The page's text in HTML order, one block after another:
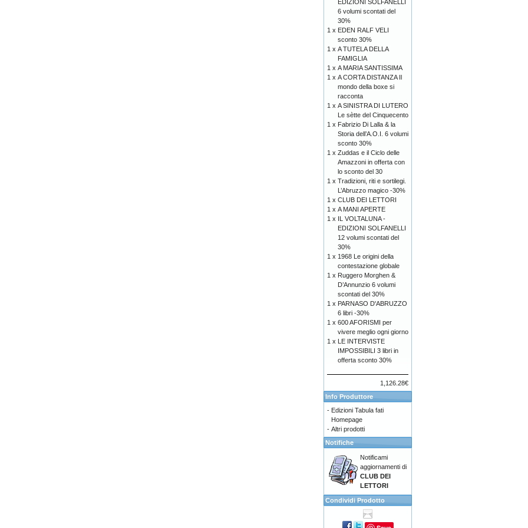
EDIZIONI SOLFANELLI
6 volumi scontati del
30%
1 x EDEN RALF VELI
sconto 30%
1 x A TUTELA DELLA
FAMIGLIA
1 x A MARIA SANTISSIMA
1 x A CORTA DISTANZA Il
mondo della boxe si
racconta
1 x A SINISTRA DI LUTERO
Le sètte del Cinquecento
1 x Fabrizio Di Lalla & la
Storia dell’A.O.I. 6 volumi
sconto 30%
1 x Zuddas e il Ciclo delle
Amazzoni in offerta con
lo sconto del 30
1 x Tradizioni, riti e sortilegi.
L’Abruzzo magico -30%
1 x CLUB DEI LETTORI
1 x A MANI APERTE
1 x IL VOLTALUNA -
EDIZIONI SOLFANELLI
12 volumi scontati del
30%
1 x 1968 Le origini della
contestazione globale
1 x Ruggero Morghen &
D’Annunzio 6 volumi
scontati del 30%
1 x PARNASO D'ABRUZZO
6 libri -30%
1 x 600 AFORISMI per
vivere meglio ogni giorno
1 x LE INTERVISTE
IMPOSSIBILI 3 libri in
offerta sconto 30%
1,126.28€
Info Produttore
- Edizioni Tabula fati
Homepage
- Altri prodotti
Notifiche
Notificami
aggiornamenti di
CLUB DEI
LETTORI
Condividi Prodotto